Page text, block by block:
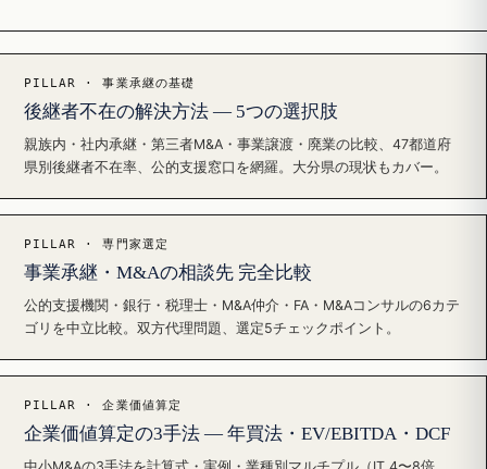
PILLAR · 事業承継の基礎
後継者不在の解決方法 — 5つの選択肢
親族内・社内承継・第三者M&A・事業譲渡・廃業の比較、47都道府
県別後継者不在率、公的支援窓口を網羅。大分県の現状もカバー。
PILLAR · 専門家選定
事業承継・M&Aの相談先 完全比較
公的支援機関・銀行・税理士・M&A仲介・FA・M&Aコンサルの6カテ
ゴリを中立比較。双方代理問題、選定5チェックポイント。
PILLAR · 企業価値算定
企業価値算定の3手法 — 年買法・EV/EBITDA・DCF
中小M&Aの3手法を計算式・実例・業種別マルチプル（IT 4〜8倍、